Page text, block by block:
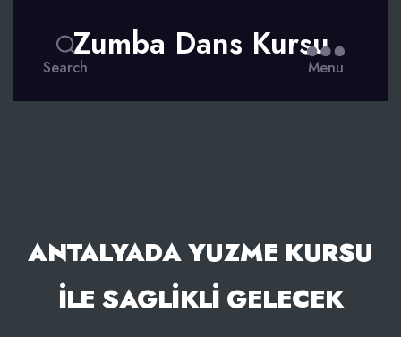
Search
Zumba Dans Kursu
Menu
ANTALYADA YUZME KURSU
İLE SAGLIKLI GELECEK